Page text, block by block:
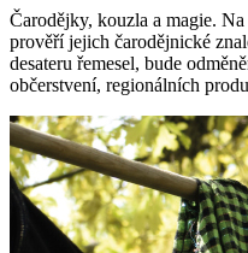
Čarodějky, kouzla a magie.
prověří jejich čarodějnické
desateru řemesel, bude
občerstvení, regionálních